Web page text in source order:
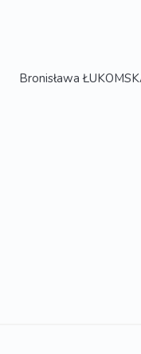
Bronisława